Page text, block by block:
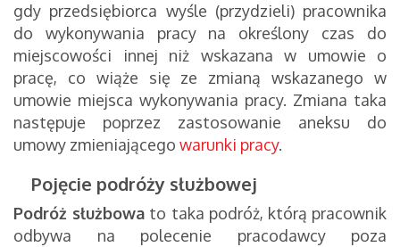
gdy przedsiębiorca wyśle (przydzieli) pracownika
do wykonywania pracy na określony czas do
miejscowości innej niż wskazana w umowie o
pracę, co wiąże się ze zmianą wskazanego w
umowie miejsca wykonywania pracy. Zmiana taka
następuje poprzez zastosowanie aneksu do
umowy zmieniającego warunki pracy.
Pojęcie podróży służbowej
Podróż służbowa to taka podróż, którą pracownik
odbywa na polecenie pracodawcy poza